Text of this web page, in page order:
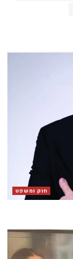
חוק ומשפט